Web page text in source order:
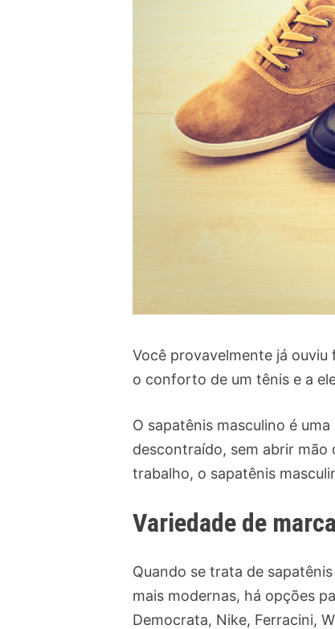
Você provavelmente já
o conforto de um tênis e a
O sapatênis masculino é
descontraído, sem abrir mão
trabalho, o sapatênis
Variedade de
Quando se trata de
mais modernas, há opções
Democrata, Nike, Ferracini,